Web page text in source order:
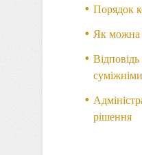
Порядок
Як можна
рішення